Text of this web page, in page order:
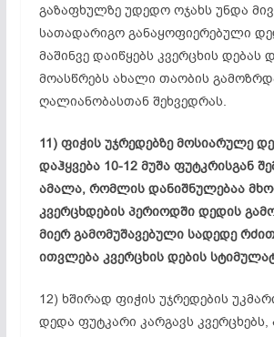
გაზაფხულზე უდედო ოჯახს უნდა
სათადარიგო განაყოფიერებული
მაშინვე დაიწყებს კვერცხის დებას
მოასწრებს ახალი თაობის
ღალიანობასთანშეხვედრას.
11) ფიჭის უჯრედებზე მოსიარულე
დაჰყვება 10-12 მუშა ფუტკრისგან
ამალა, რომლის დანიშნულებაა
კვერცხდების პერიოდში დედის
მიერ გამომუშავებული სადედე
ითვლება კვერცხის დების
12) ხშირად ფიჭის უჯრედების
დედა ფუტკარი კარგავს კვერცხებს,